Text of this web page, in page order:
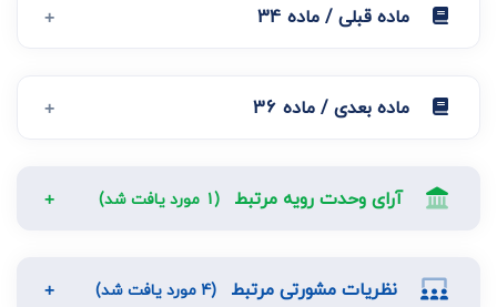
ماده قبلی / ماده 34
ماده بعدی / ماده 36
آرای وحدت رویه مرتبط (1 مورد یافت شد)
نظریات مشورتی مرتبط (4 مورد یافت شد)